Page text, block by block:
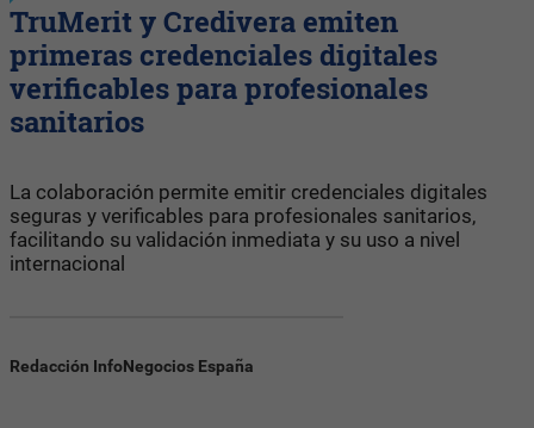
TruMerit y Credivera emiten
primeras credenciales digitales
verificables para profesionales
sanitarios
La colaboración permite emitir credenciales digitales
seguras y verificables para profesionales sanitarios,
facilitando su validación inmediata y su uso a nivel
internacional
Redacción InfoNegocios España